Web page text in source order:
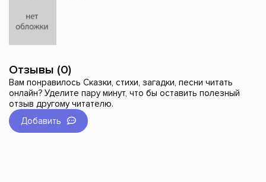
Отзывы (0)
Вам понравилось Сказки, стихи, загадки, песни читать
онлайн? Уделите пару минут, что бы оставить полезный
отзыв другому читателю.
Добавить